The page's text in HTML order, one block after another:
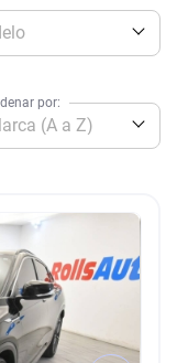
(A a Z)
por: